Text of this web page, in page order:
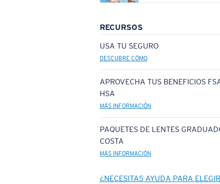
RECURSOS
USA TU SEGURO
DESCUBRE CÓMO
APROVECHA TUS BENEFICIOS
HSA
MÁS INFORMACIÓN
PAQUETES DE LENTES
COSTA
MÁS INFORMACIÓN
¿NECESITAS AYUDA PARA